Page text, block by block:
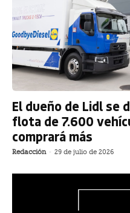
El dueño de Lidl se
flota de 7.600
comprará más
Redacción - 29 de julio de 2026